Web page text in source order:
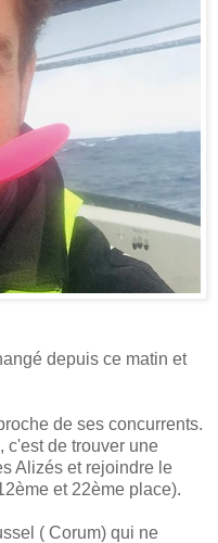
depuis ce matin et
de ses concurrents.
c'est de trouver une
Alizés et rejoindre le
et 22ème place).
( Corum) qui ne